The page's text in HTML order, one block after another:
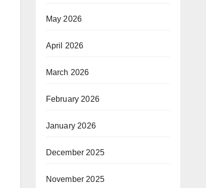
May 2026
April 2026
March 2026
February 2026
January 2026
December 2025
November 2025